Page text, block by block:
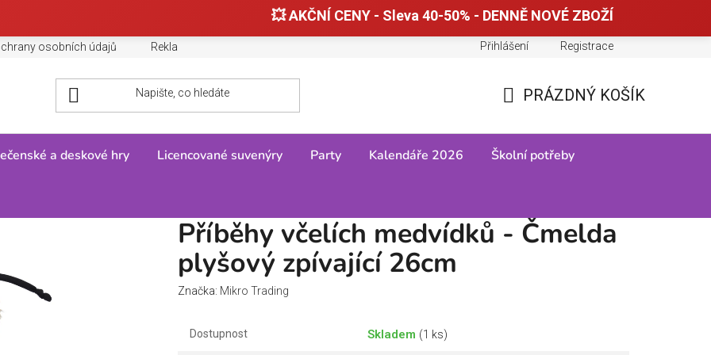
💥 AKČNÍ CENY - Sleva 40-50% - DENNĚ NOVÉ ZBOŽÍ
osobních údajů Reklamace, výměny a vrácení zboží Tabulky velikostí
Přihlášení Registrace
KOŠÍK
PRÁZDNÝ KOŠÍK
a deskové hry Licencované suvenýry Party Kalendáře 2026 Školní potřeby
Příběhy včelích medvídků - Čmelda
plyšový zpívající 26cm
Značka: Mikro Trading
Dostupnost Skladem (1 ks)